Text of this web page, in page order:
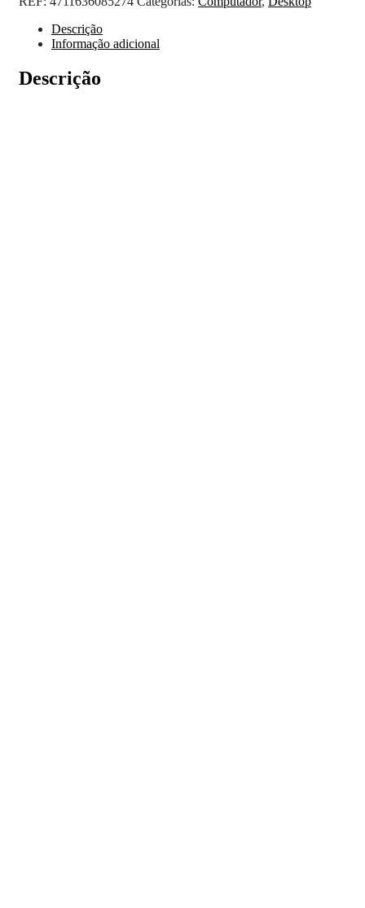
Descrição
Informação adicional
Descrição